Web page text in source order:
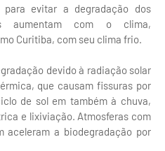
evitar a degradação dos
aumentam com o clima,
Curitiba, com seu clima frio.
devido à radiação solar
que causam fissuras por
de sol em também à chuva,
e lixiviação. Atmosferas com
aceleram a biodegradação por